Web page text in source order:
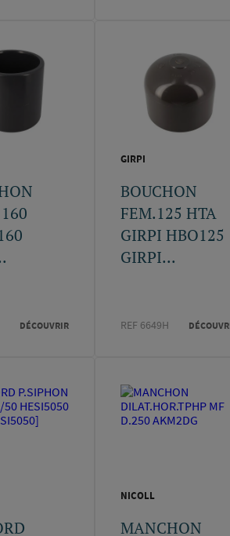
DÉCOUVRIR
GIRPI
BOUCHON
FEM.125 HTA
GIRPI HBO125
GIRPI...
REF 6649H
NICOLL
MANCHON